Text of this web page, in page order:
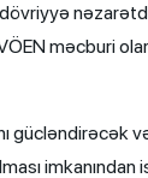
məcburi
gücləndirəcək